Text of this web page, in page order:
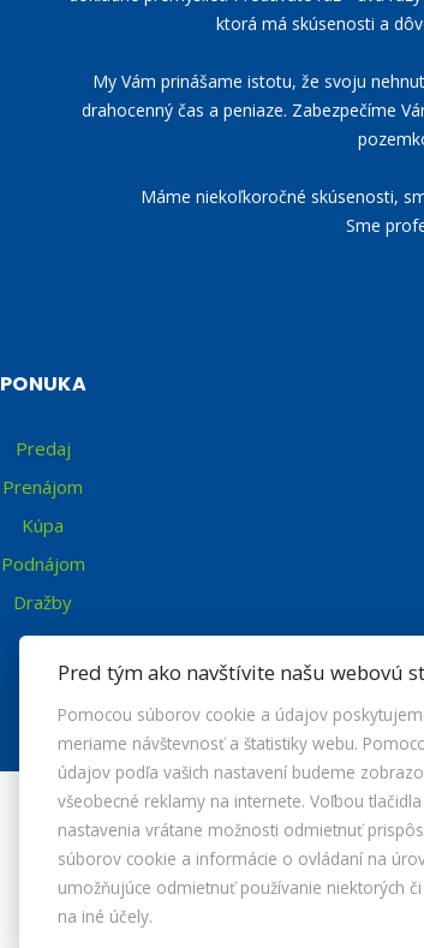
ktorá má skúsenosti a
My Vám prinášame istotu, že svoju
drahocenný čas a peniaze. Zabezpečíme
Máme niekoľkoročné skúsenosti,
Sme
PONUKA
Predaj
Prenájom
Kúpa
Podnájom
Dražby
©
Kopčanská 69, Holíč
Pred tým ako navštívite našu webovú
Pomocou súborov cookie a údajov
meriame návštevnosť a štatistiky webu.
údajov podľa vašich nastavení budeme
všeobecné reklamy na internete. Voľbou
nastavenia vrátane možnosti odmietnuť
súborov cookie a informácie o ovládaní na
umožňujúce odmietnuť používanie niektorých
na iné účely.